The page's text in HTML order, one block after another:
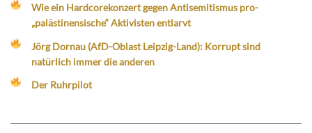
Wie ein Hardcorekonzert gegen Antisemitismus pro-
„palästinensische“ Aktivisten entlarvt
Jörg Dornau (AfD-Oblast Leipzig-Land): Korrupt sind
natürlich immer die anderen
Der Ruhrpilot